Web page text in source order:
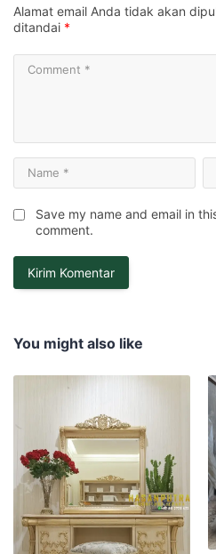
Alamat email Anda tidak akan
ditandai *
Save my name and email in
comment.
You might also like